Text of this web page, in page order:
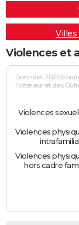
Villes
Violences et
Données 2025
l'Intérieur et des
Violences
Violences
Violences
hors cadre